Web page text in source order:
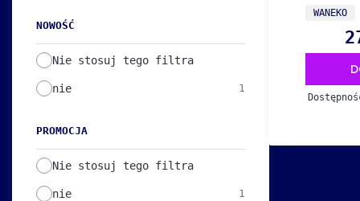
NOWOŚĆ
Nie stosuj tego filtra
nie 1
PROMOCJA
Nie stosuj tego filtra
nie 1
PRODUCENT
WANEKO